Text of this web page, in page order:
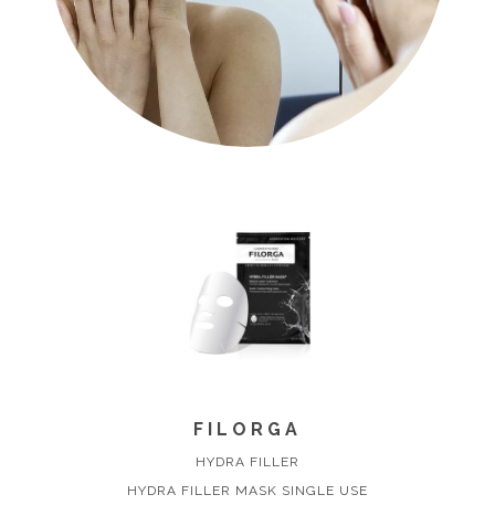
FILORGA
HYDRA FILLER
HYDRA FILLER MASK SINGLE USE